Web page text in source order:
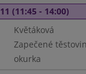
(11:45 - 14:00)
Květáková
Zapečené
okurka